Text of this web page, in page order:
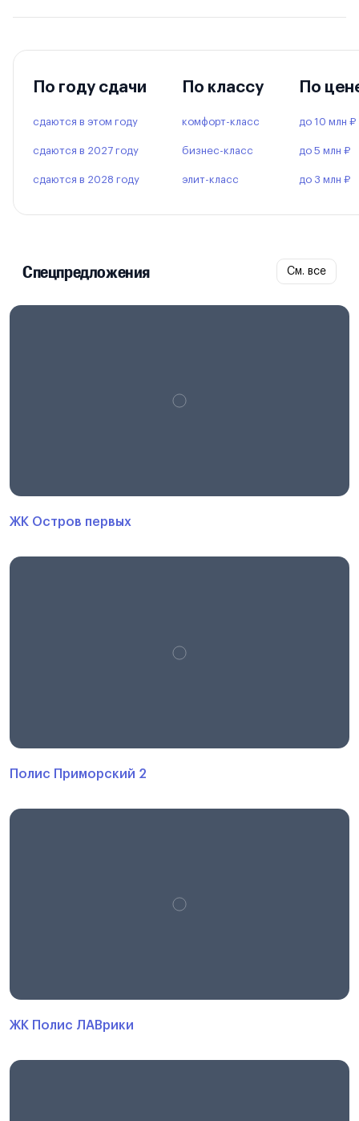
По году сдачи
сдаются в этом году
сдаются в 2027 году
сдаются в 2028 году
По классу
комфорт-класс
бизнес-класс
элит-класс
По
до 10 млн ₽
до 5 млн ₽
до 3 млн ₽
Спецпредложения См. все
ЖК Остров первых
Полис Приморский 2
ЖК Полис ЛАВрики